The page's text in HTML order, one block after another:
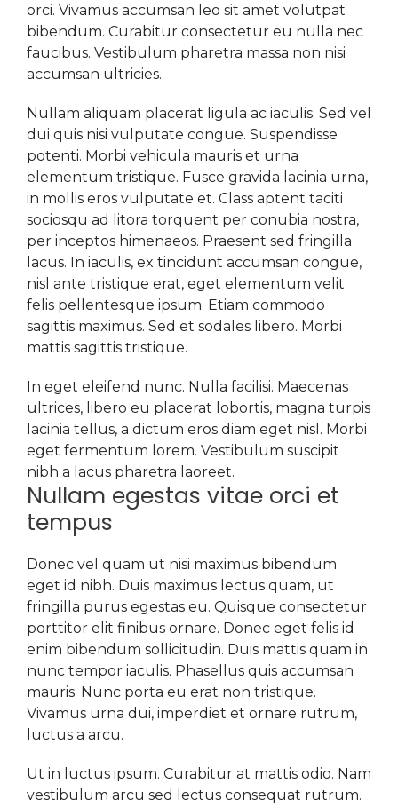
orci. Vivamus accumsan leo sit amet volutpat
bibendum. Curabitur consectetur eu nulla nec
faucibus. Vestibulum pharetra massa non nisi
accumsan ultricies.
Nullam aliquam placerat ligula ac iaculis. Sed vel
dui quis nisi vulputate congue. Suspendisse
potenti. Morbi vehicula mauris et urna
elementum tristique. Fusce gravida lacinia urna,
in mollis eros vulputate et. Class aptent taciti
sociosqu ad litora torquent per conubia nostra,
per inceptos himenaeos. Praesent sed fringilla
lacus. In iaculis, ex tincidunt accumsan congue,
nisl ante tristique erat, eget elementum velit
felis pellentesque ipsum. Etiam commodo
sagittis maximus. Sed et sodales libero. Morbi
mattis sagittis tristique.
In eget eleifend nunc. Nulla facilisi. Maecenas
ultrices, libero eu placerat lobortis, magna turpis
lacinia tellus, a dictum eros diam eget nisl. Morbi
eget fermentum lorem. Vestibulum suscipit
nibh a lacus pharetra laoreet.
Nullam egestas vitae orci et
tempus
Donec vel quam ut nisi maximus bibendum
eget id nibh. Duis maximus lectus quam, ut
fringilla purus egestas eu. Quisque consectetur
porttitor elit finibus ornare. Donec eget felis id
enim bibendum sollicitudin. Duis mattis quam in
nunc tempor iaculis. Phasellus quis accumsan
mauris. Nunc porta eu erat non tristique.
Vivamus urna dui, imperdiet et ornare rutrum,
luctus a arcu.
Ut in luctus ipsum. Curabitur at mattis odio. Nam
vestibulum arcu sed lectus consequat rutrum.